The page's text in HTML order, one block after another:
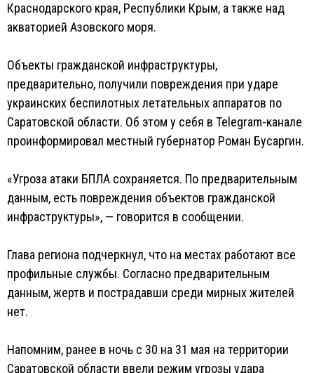
Краснодарского края, Республики Крым, а также над
акваторией Азовского моря.
Объекты гражданской инфраструктуры,
предварительно, получили повреждения при ударе
украинских беспилотных летательных аппаратов по
Саратовской области. Об этом у себя в Telegram-канале
проинформировал местный губернатор Роман Бусаргин.
«Угроза атаки БПЛА сохраняется. По предварительным
данным, есть повреждения объектов гражданской
инфраструктуры», — говорится в сообщении.
Глава региона подчеркнул, что на местах работают все
профильные службы. Согласно предварительным
данным, жертв и пострадавши среди мирных жителей
нет.
Напомним, ранее в ночь с 30 на 31 мая на территории
Саратовской области ввели режим угрозы удара